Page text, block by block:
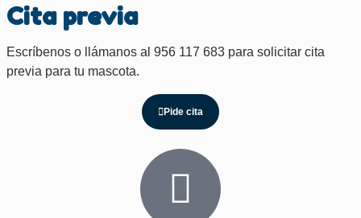
Cita previa
Escríbenos o llámanos al 956 117 683 para solicitar cita
previa para tu mascota.
Pide cita